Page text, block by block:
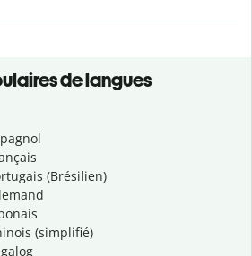
de langues
(Brésilien)
(simplifié)